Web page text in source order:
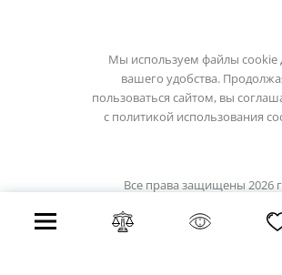
Мы используем файлы cookie
вашего удобства.
пользоваться сайтом, вы
с политикой использования
Все права защищены 2026